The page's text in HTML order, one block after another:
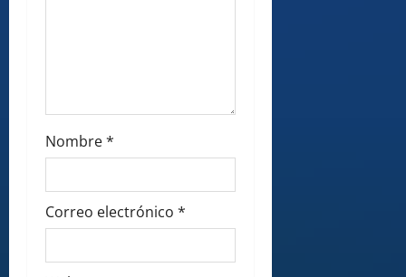
Nombre*
Correo electrónico *